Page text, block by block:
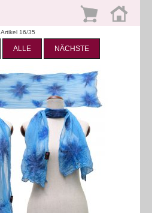
Artikel 16/35
ALLE NÄCHSTE